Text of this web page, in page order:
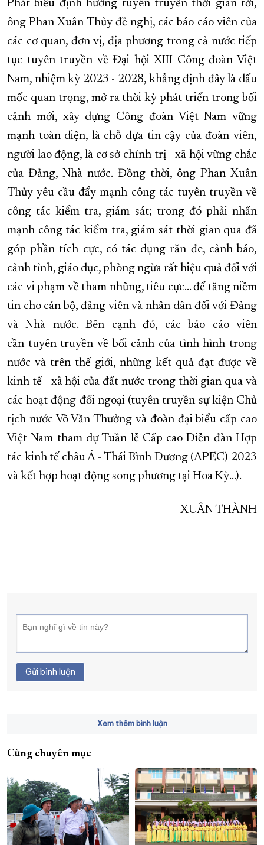
Phát biểu định hướng tuyên truyền thời gian tới,
ông Phan Xuân Thủy đề nghị, các báo cáo viên của
các cơ quan, đơn vị, địa phương trong cả nước tiếp
tục tuyên truyền về Đại hội XIII Công đoàn Việt
Nam, nhiệm kỳ 2023 - 2028, khẳng định đây là dấu
mốc quan trọng, mở ra thời kỳ phát triển trong bối
cảnh mới, xây dựng Công đoàn Việt Nam vững
mạnh toàn diện, là chỗ dựa tin cậy của đoàn viên,
người lao động, là cơ sở chính trị - xã hội vững chắc
của Đảng, Nhà nước. Đồng thời, ông Phan Xuân
Thủy yêu cầu đẩy mạnh công tác tuyên truyền về
công tác kiểm tra, giám sát; trong đó phải nhấn
mạnh công tác kiểm tra, giám sát thời gian qua đã
góp phần tích cực, có tác dụng răn đe, cảnh báo,
cảnh tỉnh, giáo dục, phòng ngừa rất hiệu quả đối với
các vi phạm về tham nhũng, tiêu cực... để tăng niềm
tin cho cán bộ, đảng viên và nhân dân đối với Đảng
và Nhà nước. Bên cạnh đó, các báo cáo viên
cần tuyên truyền về bối cảnh của tình hình trong
nước và trên thế giới, những kết quả đạt được về
kinh tế - xã hội của đất nước trong thời gian qua và
các hoạt động đối ngoại (tuyên truyền sự kiện Chủ
tịch nước Võ Văn Thưởng và đoàn đại biểu cấp cao
Việt Nam tham dự Tuần lễ Cấp cao Diễn đàn Hợp
tác kinh tế châu Á - Thái Bình Dương (APEC) 2023
và kết hợp hoạt động song phương tại Hoa Kỳ...).
XUÂN THÀNH
Gửi bình luận
Xem thêm bình luận
Cùng chuyên mục